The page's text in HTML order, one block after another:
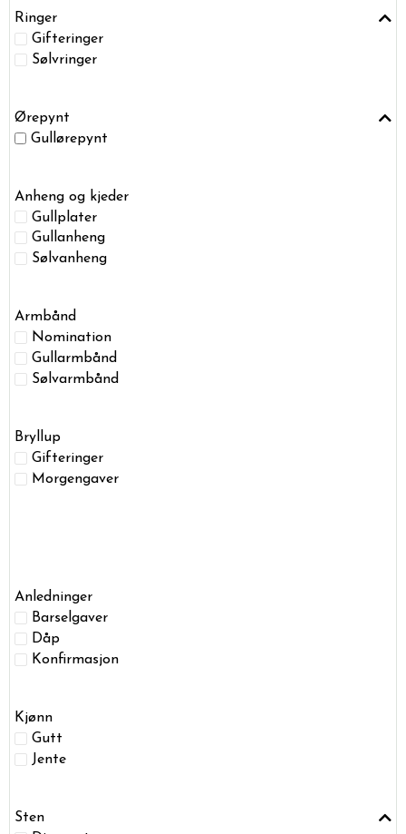
Ringer
Gifteringer
Sølvringer
Ørepynt
Gullørepynt
Anheng og kjeder
Gullplater
Gullanheng
Sølvanheng
Armbånd
Nomination
Gullarmbånd
Sølvarmbånd
Bryllup
Gifteringer
Morgengaver
Anledninger
Barselgaver
Dåp
Konfirmasjon
Kjønn
Gutt
Jente
Sten